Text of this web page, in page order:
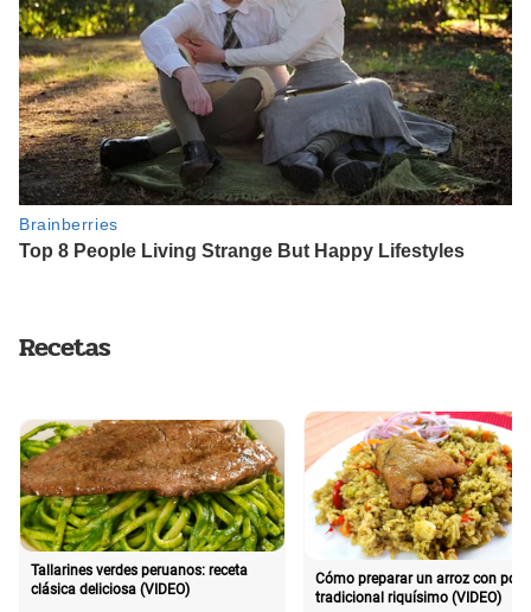
Recetas
Tallarines verdes peruanos: receta
clásica deliciosa (VIDEO)
Cómo preparar un arroz con pollo
tradicional riquísimo (VIDEO)